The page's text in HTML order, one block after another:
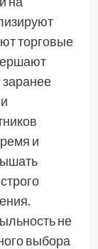
торговые
и
не
выбора